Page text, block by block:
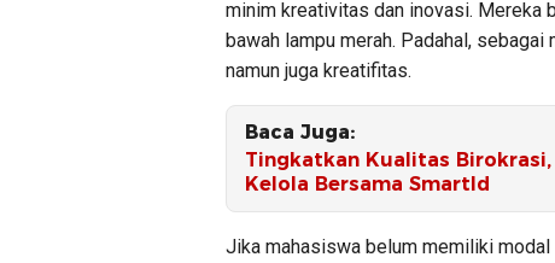
minim kreativitas dan inovasi. Mereka
bawah lampu merah. Padahal,
namun juga kreatifitas.
Baca Juga:
Tingkatkan Kualitas
Kelola Bersama SmartId
Jika mahasiswa belum memiliki modal